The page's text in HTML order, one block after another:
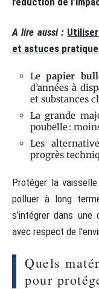
A lire aussi :
et astuces
Lepapier
d’années à
et substances
La grande
poubelle :
Les
progrès
Protéger la
polluer à long
s’intégrer dans
avec respect de
Quels
pour